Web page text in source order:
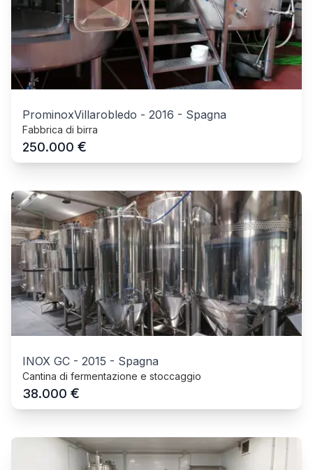
ProminoxVillarobledo - 2016 - Spagna
Fabbrica di birra
250.000 €
INOX GC - 2015 - Spagna
Cantina di fermentazione e stoccaggio
38.000 €